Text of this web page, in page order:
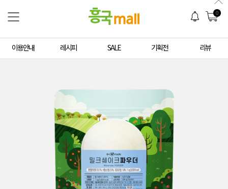
0
이용안내 레시피 SALE 기획전 리뷰